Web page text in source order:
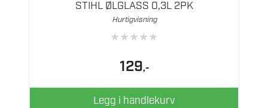
STIHL ØLGLASS 0,3L 2PK
Hurtigvisning
★★★★★
129,-
Legg i handlekurv